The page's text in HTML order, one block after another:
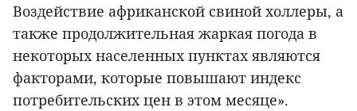
Воздействие африканской свиной холлеры, а
также продолжительная жаркая погода в
некоторых населенных пунктах являются
факторами, которые повышают индекс
потребительских цен в этом месяце».